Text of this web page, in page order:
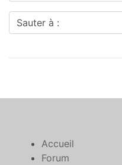
Sauter à :
Accueil
Forum